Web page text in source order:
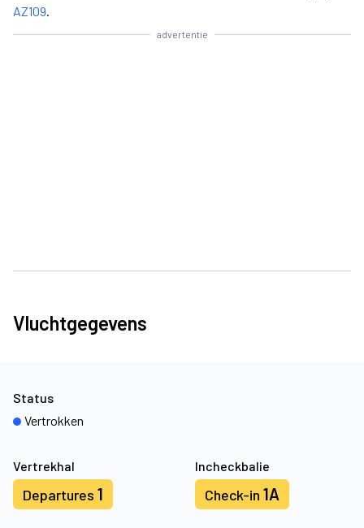
AZ109.
advertentie
Vluchtgegevens
Vertrekhal
Departures 1
Incheckbalie
Check-in 1A
Status
Vertrokken